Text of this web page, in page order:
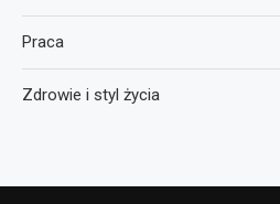
Praca
Zdrowie i styl życia